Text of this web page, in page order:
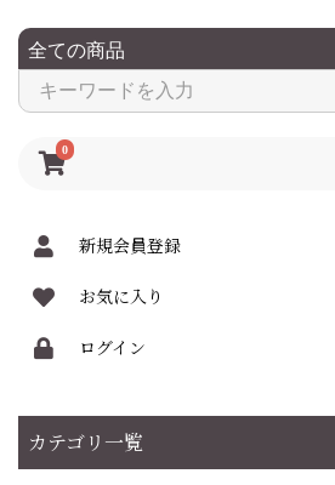
0
新規会員登録
お気に入り
ログイン
カテゴリ一覧